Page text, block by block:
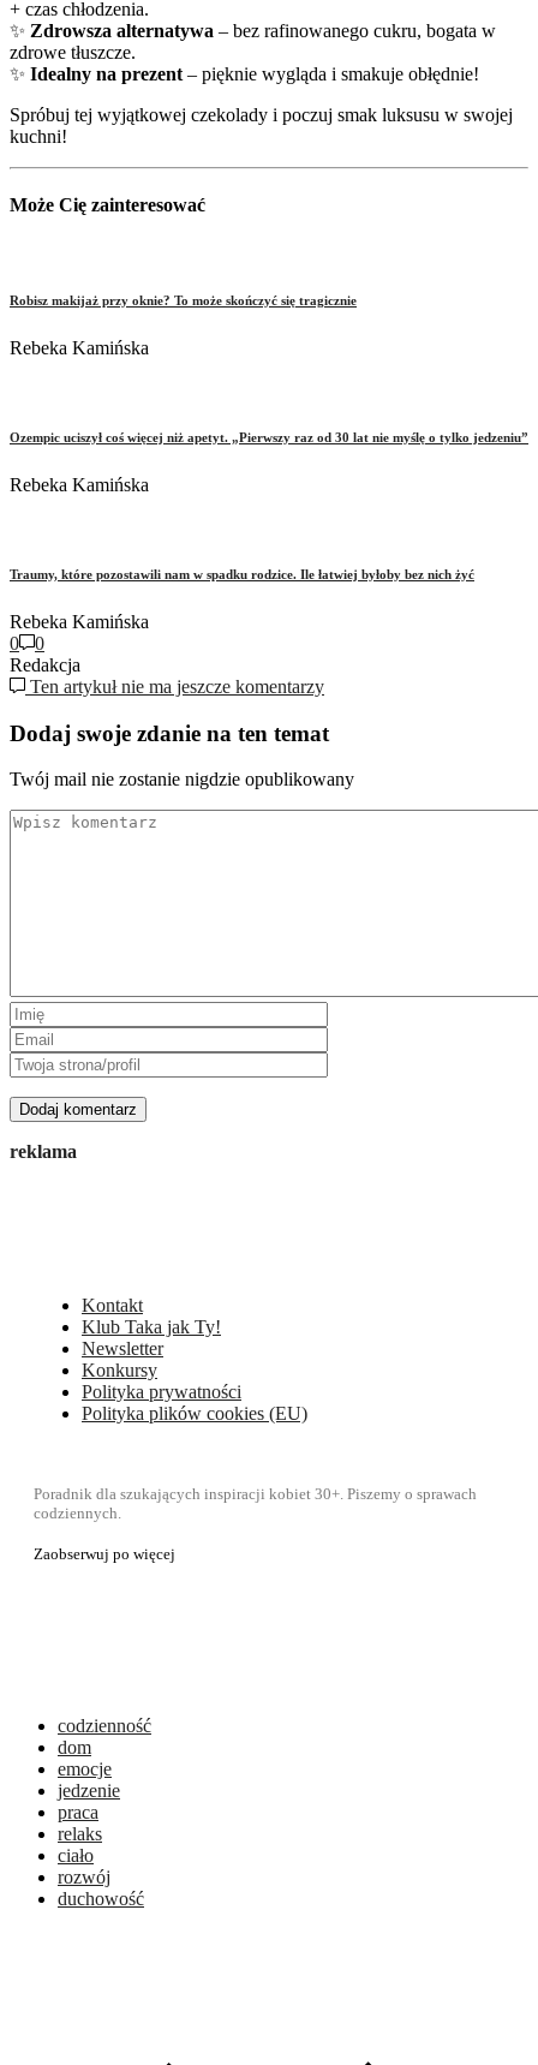
+ czas chłodzenia.
✨ Zdrowsza alternatywa – bez rafinowanego cukru, bogata w
zdrowe tłuszcze.
✨ Idealny na prezent – pięknie wygląda i smakuje obłędnie!
Spróbuj tej wyjątkowej czekolady i poczuj smak luksusu w swojej
kuchni!
Może Cię zainteresować
Robisz makijaż przy oknie? To może skończyć się tragicznie
Rebeka Kamińska
Ozempic uciszył coś więcej niż apetyt. „Pierwszy raz od 30 lat nie myślę o tylko jedzeniu”
Rebeka Kamińska
Traumy, które pozostawili nam w spadku rodzice. Ile łatwiej byłoby bez nich żyć
Rebeka Kamińska
0
0
Redakcja
Ten artykuł nie ma jeszcze komentarzy
Dodaj swoje zdanie na ten temat
Twój mail nie zostanie nigdzie opublikowany
reklama
Kontakt
Klub Taka jak Ty!
Newsletter
Konkursy
Polityka prywatności
Polityka plików cookies (EU)
Poradnik dla szukających inspiracji kobiet 30+. Piszemy o sprawach
codziennych.
Zaobserwuj po więcej
codzienność
dom
emocje
jedzenie
praca
relaks
ciało
rozwój
duchowość